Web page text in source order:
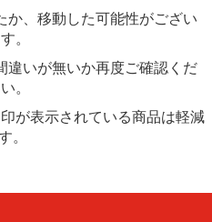
か、移動した可能性がござい
。
違いが無いか再度ご確認くだ
。
が表示されている商品は軽減
。